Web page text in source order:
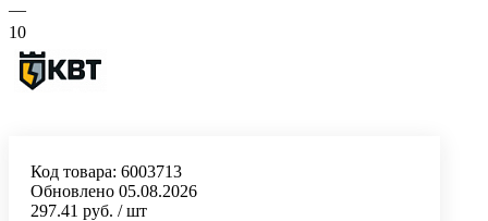
—
10
Код товара: 6003713
Обновлено 05.08.2026
297.41 руб. / шт